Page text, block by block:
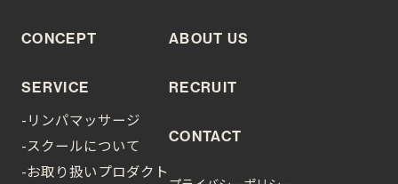
CONCEPT
SERVICE
-リンパマッサージ
-スクールについて
-お取り扱いプロダクト
ABOUT US
RECRUIT
CONTACT